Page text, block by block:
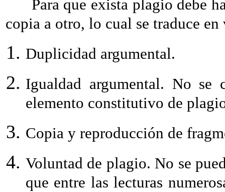
Para que exista plagio debe
copia a otro, lo cual se traduce en
Duplicidad argumental.
Igualdad argumental. No se
elemento constitutivo de
Copia y reproducción de
Voluntad de plagio. No se
que entre las lecturas